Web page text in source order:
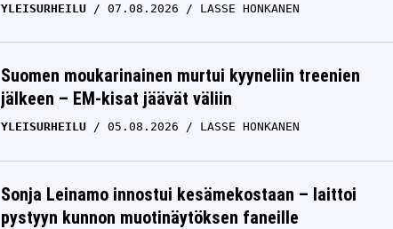
YLEISURHEILU 07.08.2026 LASSE HONKANEN
Suomen moukarinainen murtui kyyneliin treenien
jälkeen – EM-kisat jäävät väliin
YLEISURHEILU 05.08.2026 LASSE HONKANEN
Sonja Leinamo innostui kesämekostaan – laittoi
pystyyn kunnon muotinäytöksen faneille